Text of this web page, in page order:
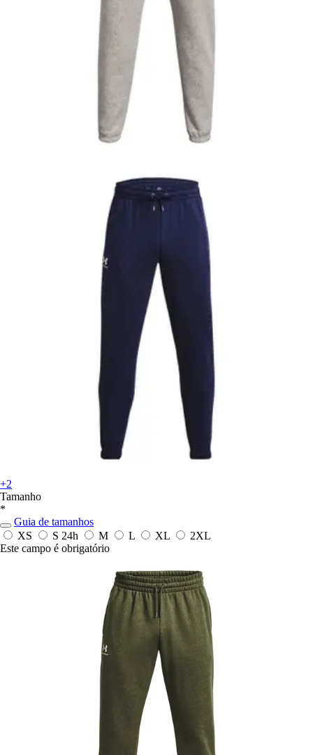
+2
Tamanho
*
Guia de tamanhos
XS
S 24h M L XL
2XL
Este campo é obrigatório